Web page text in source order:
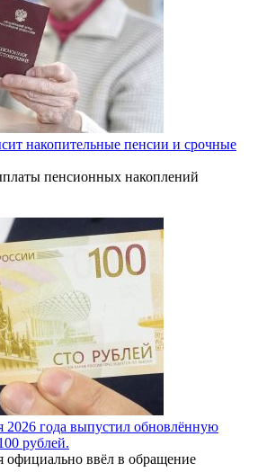
накопительные пенсии и срочные
пенсионных накоплений
2026 года выпустил обновлённую
рублей.
официально ввёл в обращение